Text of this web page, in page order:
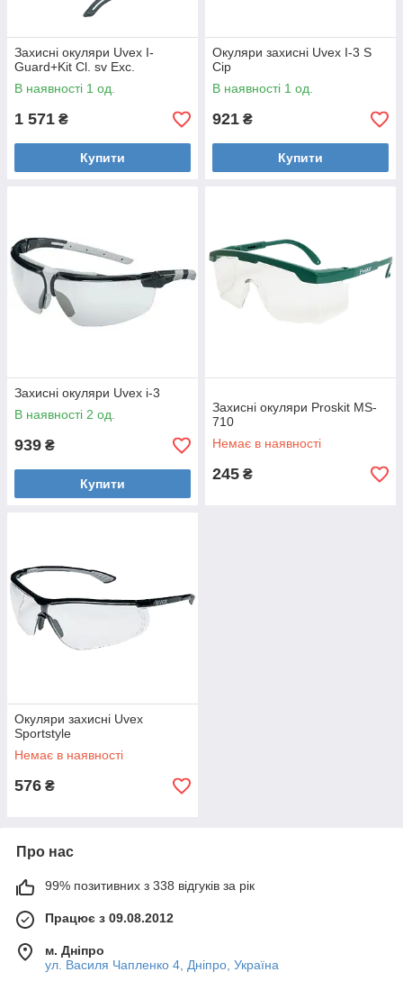
Захисні окуляри Uvex I-
Guard+Kit Cl. sv Exc.
В наявності 1 од.
1 571 ₴
Купити
Окуляри захисні Uvex I-3 S
Cір
В наявності 1 од.
921 ₴
Купити
Захисні окуляри Uvex i-3
В наявності 2 од.
939 ₴
Купити
Захисні окуляри Proskit MS-
710
Немає в наявності
245 ₴
Окуляри захисні Uvex
Sportstyle
Немає в наявності
576 ₴
Про нас
99% позитивних з 338 відгуків за рік
Працює з 09.08.2012
м. Дніпро
ул. Василя Чапленко 4, Дніпро, Україна